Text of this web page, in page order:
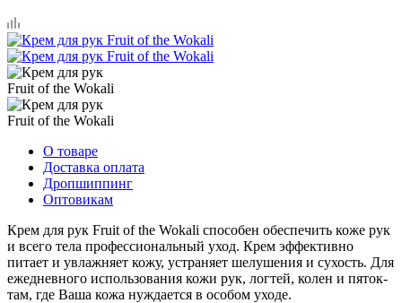
О товаре
Доставка оплата
Дропшиппинг
Оптовикам
Крем для рук Fruit of the Wokali способен обеспечить коже рук
и всего тела профессиональный уход. Крем эффективно
питает и увлажняет кожу, устраняет шелушения и сухость. Для
ежедневного использования кожи рук, логтей, колен и пяток-
там, где Ваша кожа нуждается в особом уходе.